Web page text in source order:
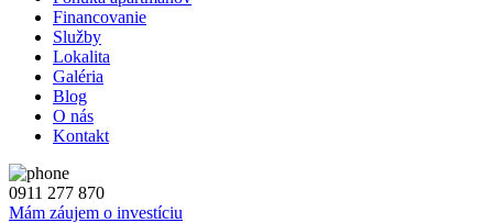
Financovanie
Služby
Lokalita
Galéria
Blog
O nás
Kontakt
0911 277 870
Mám záujem o investíciu